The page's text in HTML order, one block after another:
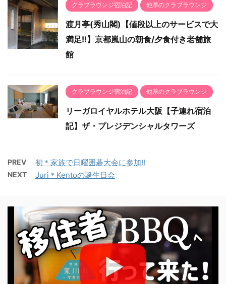
クラブラウンジ宿泊記 他県のクラブラウンジ
渡月亭(秀山閣)【値段以上のサービスで大
満足!!】京都嵐山の朝食/夕食付き老舗旅
館
クラブラウンジ宿泊記 他県のクラブラウンジ
リーガロイヤルホテル大阪【子連れ宿泊
記】ザ・プレジデンシャルタワーズ
PREV 初＊家族で日曜囲碁大会に参加!!
NEXT Juri＊Kentoの誕生日会